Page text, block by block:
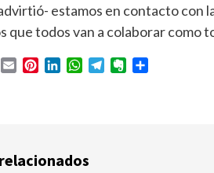
estamos en contacto con
que todos van a colaborar como
Twitter
Email PinterestLinkedInWhatsApp
TelegramEvernote